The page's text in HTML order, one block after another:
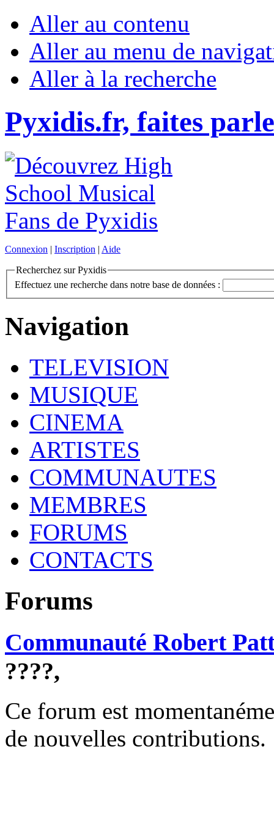
Aller au contenu
Aller au menu de
Aller à la recherche
Pyxidis.fr, faites
Connexion | Inscription | Aide
Recherchez sur Pyxidis
Effectuez une recherche dans notre base de données :
Navigation
TELEVISION
MUSIQUE
CINEMA
ARTISTES
COMMUNAUTES
MEMBRES
FORUMS
CONTACTS
Forums
Communauté Robert
????,
Ce forum est
de nouvelles contributions.